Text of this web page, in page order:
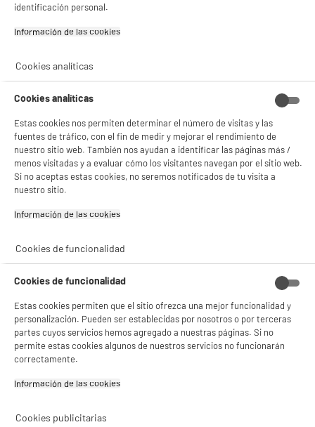
Con el fin de mejorar tu experiencia, y tras tu consentimiento, ELECTRO DEPOT
y sus socios utilizan cookies que procesan tus datos personales para:
- compartir contenido adaptado a tus preferencias
- ofrecer publicidad y comunicaciones personalizadas
- facilitar el intercambio de contenido en las redes sociales
Consulta la política de cookies.
estadísticas anónimas basadas en tu navegación. Puedes oponerte a su uso
identificación personal.
Información de las cookies‎
Cookies analíticas
Cookies analíticas
Estas cookies nos permiten determinar el número de visitas y las
fuentes de tráfico, con el fin de medir y mejorar el rendimiento de
nuestro sitio web. También nos ayudan a identificar las páginas más /
menos visitadas y a evaluar cómo los visitantes navegan por el sitio web.
Si no aceptas estas cookies, no seremos notificados de tu visita a
nuestro sitio.
Información de las cookies‎
Cookies de funcionalidad
Cookies de funcionalidad
Estas cookies permiten que el sitio ofrezca una mejor funcionalidad y
personalización. Pueden ser establecidas por nosotros o por terceras
partes cuyos servicios hemos agregado a nuestras páginas. Si no
permite estas cookies algunos de nuestros servicios no funcionarán
correctamente.
Información de las cookies‎
Cookies publicitarias